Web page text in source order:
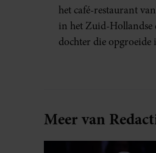
het café-restaurant
in het Zuid-Hollandse
dochter die opgroeide
Meer van